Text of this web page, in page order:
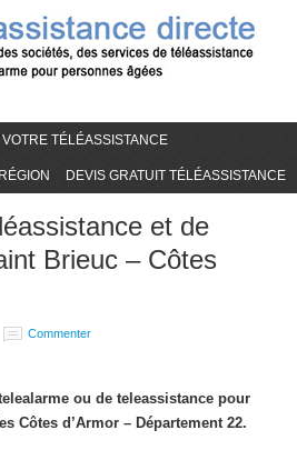
VOTRE TÉLÉASSISTANCE
DEVIS GRATUIT TÉLÉASSISTANCE
et de
Brieuc – Côtes
Commenter
ou de teleassistance pour
Côtes d’Armor – Département 22.